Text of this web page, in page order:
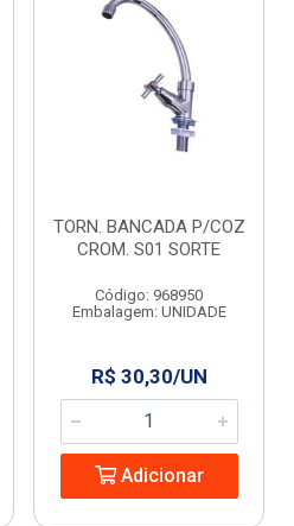
TORN. BANCADA P/COZ
CROM. S01 SORTE
Código: 968950
Embalagem: UNIDADE
R$ 30,30/UN
Adicionar